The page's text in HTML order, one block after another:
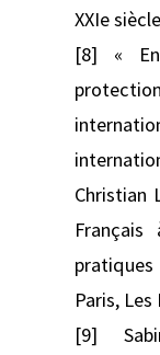
XXIe
[8] «
Christian
Français
Paris,
[9]